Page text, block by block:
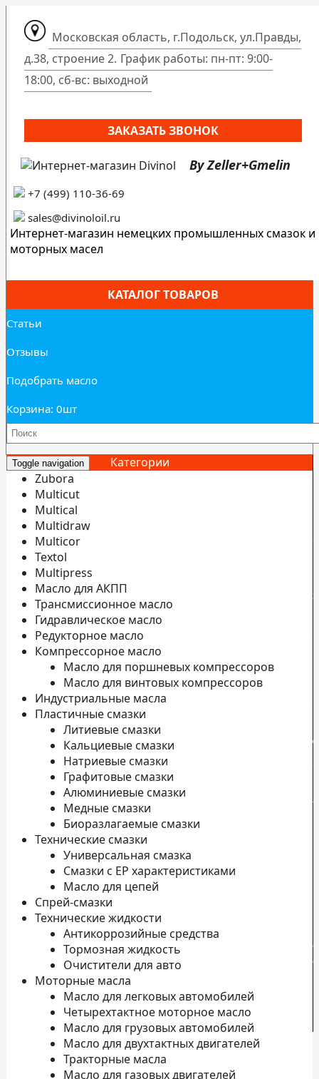
Московская область, г.Подольск, ул.Правды,
д.38, строение 2. График работы: пн-пт: 9:00-
18:00, сб-вс: выходной
ЗАКАЗАТЬ ЗВОНОК
By Zeller+Gmelin
+7 (499) 110-36-69
sales@divinoloil.ru
Интернет-магазин немецких промышленных смазок и
моторных масел
КАТАЛОГ ТОВАРОВ
Статьи
Отзывы
Подобрать масло
Корзина: 0шт
Toggle navigation
Категории
Zubora
Multicut
Multical
Multidraw
Multicor
Textol
Multipress
Масло для АКПП
Трансмиссионное масло
Гидравлическое масло
Редукторное масло
Компрессорное масло
Масло для поршневых компрессоров
Масло для винтовых компрессоров
Индустриальные масла
Пластичные смазки
Литиевые смазки
Кальциевые смазки
Натриевые смазки
Графитовые смазки
Алюминиевые смазки
Медные смазки
Биоразлагаемые смазки
Технические смазки
Универсальная смазка
Смазки с EP характеристиками
Масло для цепей
Спрей-смазки
Технические жидкости
Антикоррозийные средства
Тормозная жидкость
Очистители для авто
Моторные масла
Масло для легковых автомобилей
Четырехтактное моторное масло
Масло для грузовых автомобилей
Масло для двухтактных двигателей
Тракторные масла
Масло для газовых двигателей